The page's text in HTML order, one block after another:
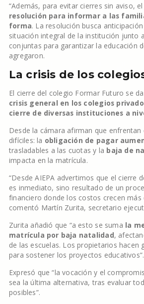
“Además, para evitar cierres sin aviso,
resolución para informar a las
forma. La resolución busca
situación integral de la institución junto
conjuntas para garantizar la educación
agregaron.
La crisis de los
El cierre del colegio Formar Futuro se
crisis general en los colegios
cierre de diversas instituciones a
Desde la cámara afirman que enfrentan
difíciles: la obligación de pagar
trasladables a las cuotas y la baja de
impacta en la matrícula.
“Desde AIEPA advertimos que el cierre
es inmediato, sino resultado de un
financiero donde los costos crecen más
comentó Martín Zurita, secretario
Zurita añadió que “a esto se suma la
matrícula por baja natalidad,
de las escuelas. Los propietarios hacen
para sostener los proyectos educativos”.
Expresó que “la vocación y el
sea la última alternativa, tras evaluar
posibles”.